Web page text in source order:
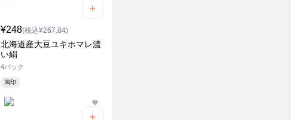
¥248(税込¥267.84)
北海道産大豆ユキホマレ濃
い絹
4パック
鳩印